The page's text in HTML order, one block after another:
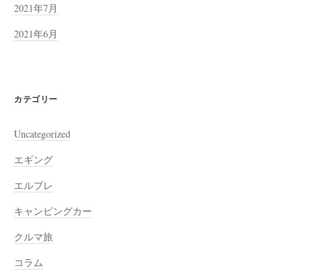
2021年7月
2021年6月
カテゴリー
Uncategorized
エギング
エルブレ
キャンピングカー
クルマ旅
コラム